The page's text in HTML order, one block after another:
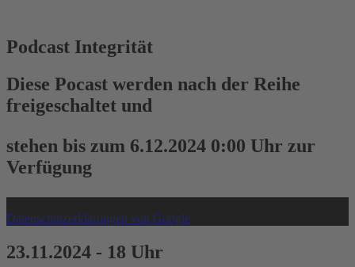
Podcast Integrität
Diese Pocast werden nach der Reihe
freigeschaltet und
stehen bis zum 6.12.2024 0:00 Uhr zur
Verfügung
Datenschutzerklärungen von Google
23.11.2024 - 18 Uhr